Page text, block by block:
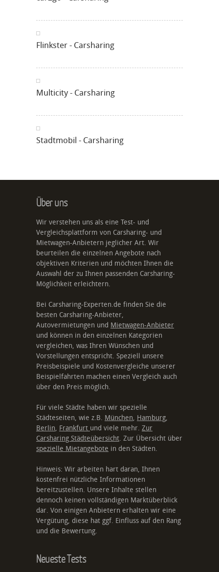
Flinkster - Carsharing
Multicity - Carsharing
Stadtmobil - Carsharing
Über uns
Wir verstehen uns als eine Test- und
Vergleichsplattform von Carsharing- und
Mietwagen-Anbietern jeglicher Art. Wir
beurteilen die einzelnen Angebote nach
objektiven Kriterien und möchten Ihnen die
Auswahl der zu Ihnen passenden Carsharing-
Möglichkeit erleichtern.
Bei Carsharing-Experten.de finden Sie die
besten Carsharing-Anbieter,
Autovermietungen und Mietwagen-Anbieter
und können in den einzelnen Kategorien
vergleichen, was Ihren Wünschen und
Vorstellungen entspricht. Speziell unsere
Preisbeispiele und Kostenvergleiche unserer
Beispielfahrten machen einen Vergleich auch
über den Preis möglich.
Für viele Städte haben wir spezielle
Städteseiten, wie z.B. München, Hamburg,
Berlin, Frankfurt und viele mehr. Zur
Carsharing Städteübersicht. Zur Übersicht über
spezielle Mietangebote in den Städten.
Hinweis: Wir arbeiten hart daran, Ihnen
kostenfrei nützliche Informationen
bereitzustellen. Unsere Inhalte stellen
dennoch keinen vollständigen Marktüberblick
dar. Von einigen Anbietern erhalten wir eine
Vergütung, diese hat ggf. Einfluss auf den Rang
und die Bewertung.
Neueste Tests